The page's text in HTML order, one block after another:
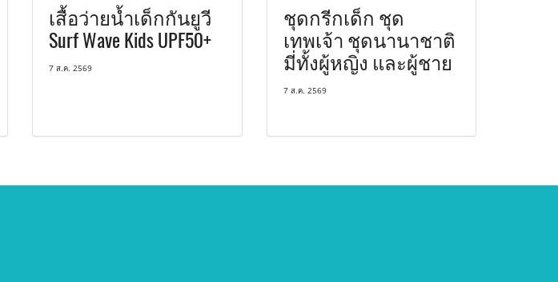
เสื้อว่ายน้ำเด็กกันยูวี
Surf Wave Kids UPF50+
7 ส.ค. 2569
ชุดกรีกเด็ก ชุด
เทพเจ้า ชุดนานาชาติ
มี่ทั้งผู้หญิง และผู้ชาย
7 ส.ค. 2569